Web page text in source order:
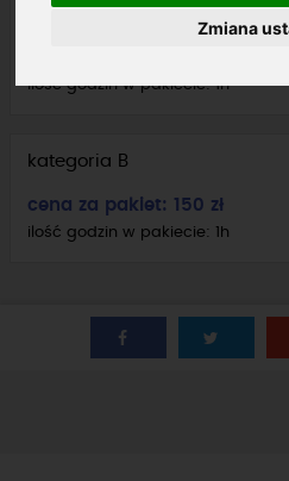
ZmianaWIĘCEJ
W przypadku odwołania przez
ilość godzin w pakiecie: 1h
kategoria B
cena za pakiet: 150 zł
ilość godzin w pakiecie: 1h